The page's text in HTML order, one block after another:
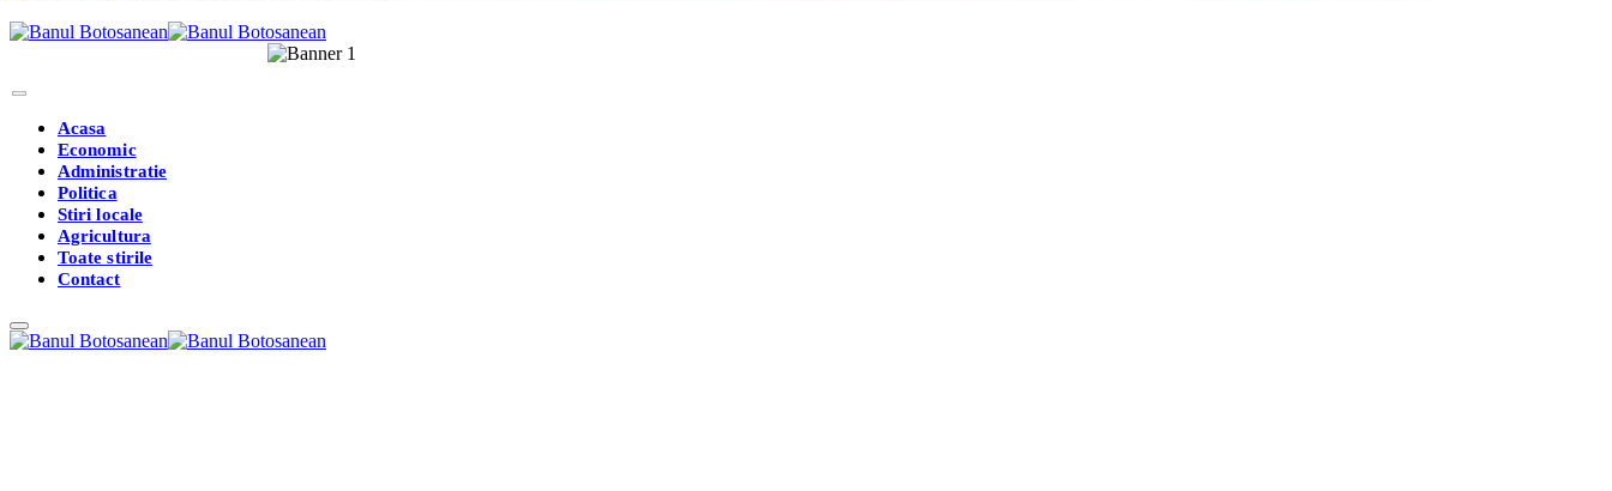
Acasa
Economic
Administratie
Politica
Stiri locale
Agricultura
Toate stirile
Contact